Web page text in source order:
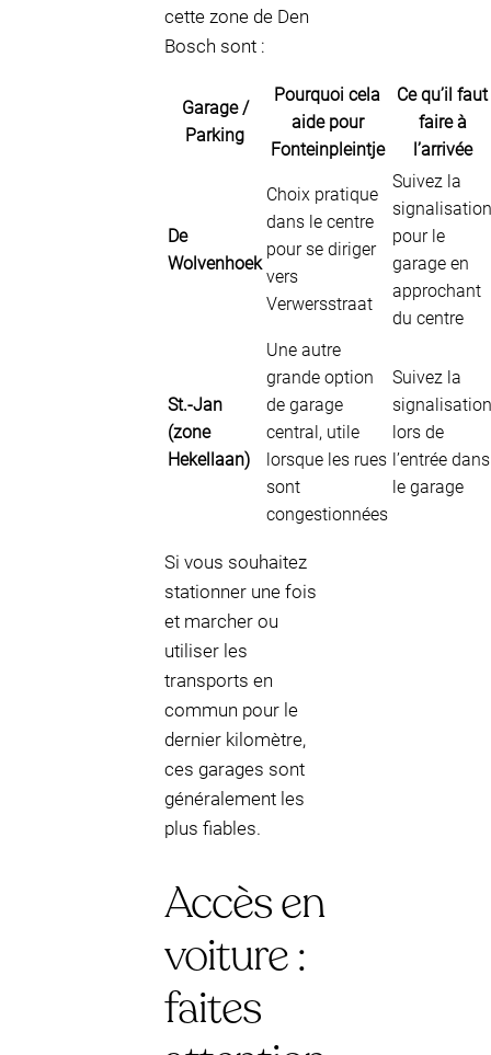
cette zone de Den
Bosch sont :
Garage /
Parking
Pourquoi cela
aide pour
Fonteinpleintje
Ce qu’il faut
faire à
l’arrivée
De
Wolvenhoek
Choix pratique
dans le centre
pour se diriger
vers
Verwersstraat
Suivez la
signalisation
pour le
garage en
approchant
du centre
St.-Jan
(zone
Hekellaan)
Une autre
grande option
de garage
central, utile
lorsque les rues
sont
congestionnées
Suivez la
signalisation
lors de
l’entrée dans
le garage
Si vous souhaitez
stationner une fois
et marcher ou
utiliser les
transports en
commun pour le
dernier kilomètre,
ces garages sont
généralement les
plus fiables.
Accès en
voiture :
faites